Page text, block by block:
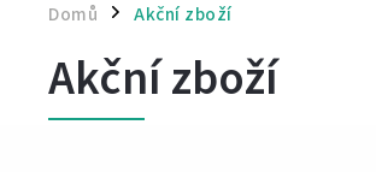
Domů / Akční zboží
Akční zboží